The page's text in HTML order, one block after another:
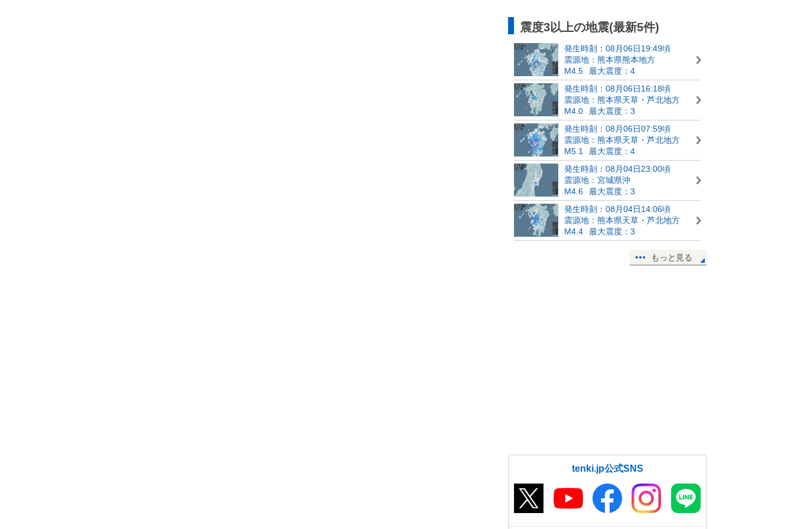
震度3以上の地震(最新5件)
発生時刻：08月06日19:49頃
震源地：熊本県熊本地方
M4.5
最大震度：4
発生時刻：08月06日16:18頃
震源地：熊本県天草・芦北地方
M4.0
最大震度：3
発生時刻：08月06日07:59頃
震源地：熊本県天草・芦北地方
M5.1
最大震度：4
発生時刻：08月04日23:00頃
震源地：宮城県沖
M4.6
最大震度：3
発生時刻：08月04日14:06頃
震源地：熊本県天草・芦北地方
M4.4
最大震度：3
もっと見る
tenki.jp公式SNS